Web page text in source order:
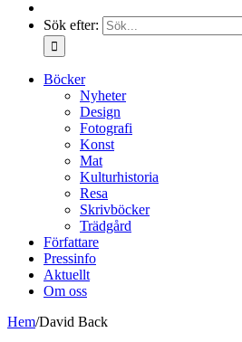
Sök efter:
Böcker
Nyheter
Design
Fotografi
Konst
Mat
Kulturhistoria
Resa
Skrivböcker
Trädgård
Författare
Pressinfo
Aktuellt
Om oss
Hem/David Back